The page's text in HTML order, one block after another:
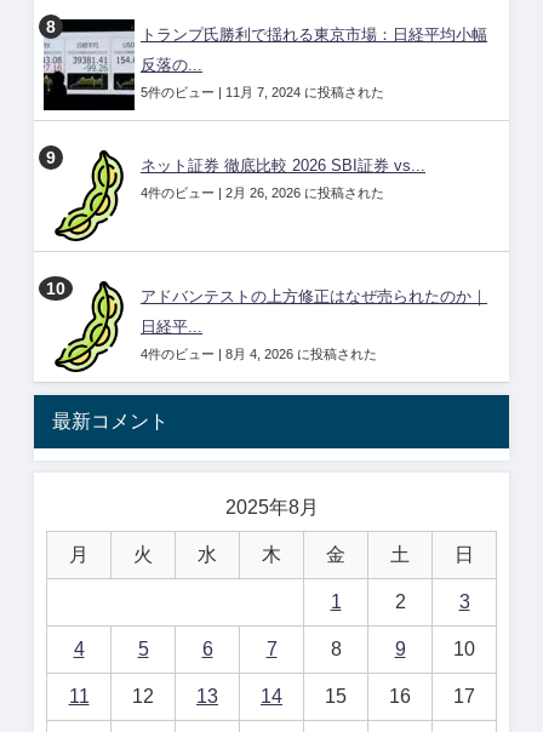
トランプ氏勝利で揺れる東京市場：日経平均小幅
反落の...
5件のビュー | 11月 7, 2024 に投稿された
ネット証券 徹底比較 2026 SBI証券 vs...
4件のビュー | 2月 26, 2026 に投稿された
アドバンテストの上方修正はなぜ売られたのか｜
日経平...
4件のビュー | 8月 4, 2026 に投稿された
最新コメント
2025年8月
月 火 水 木 金 土 日
1 2 3
4 5 6 7 8 9 10
11 12 13 14 15 16 17